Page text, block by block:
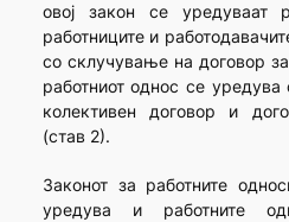
овој закон се уредуваат
работниците и
со склучување на договор
работниот однос се уредува
колективен договор и
(став 2).
Законот за работните
уредува и работните